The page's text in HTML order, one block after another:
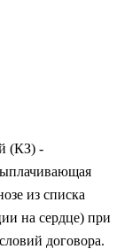
(КЗ) -
из списка
на сердце) при
договора.